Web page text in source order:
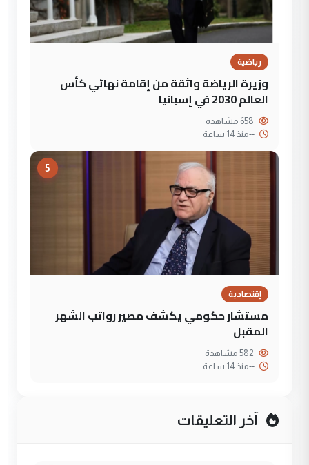
رياضية
وزيرة الرياضة واثقة من إقامة نهائي كأس
العالم 2030 في إسبانيا
--منذ 14 ساعة
5
إقتصادية
مستشار حكومي يكشف مصير رواتب الشهر
المقبل
--منذ 14 ساعة
آخر التعليقات